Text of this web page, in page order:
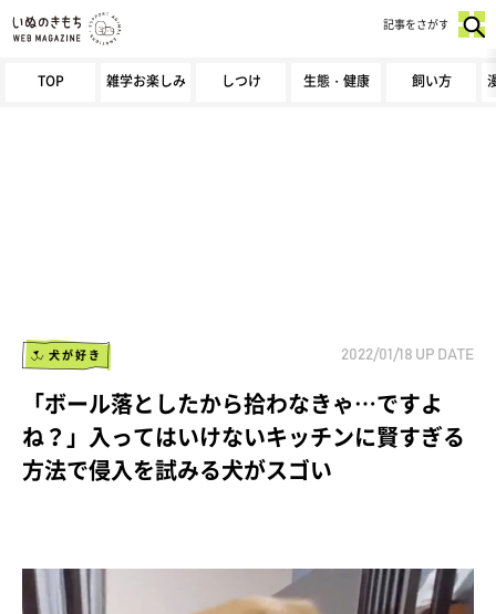
TOP 雑学お楽しみ しつけ 生態・健康 飼い方
記事をさがす
犬が好き 2022/01/18 UP DATE
「ボール落としたから拾わなきゃ…ですよ
ね？」入ってはいけないキッチンに賢すぎる
方法で侵入を試みる犬がスゴい